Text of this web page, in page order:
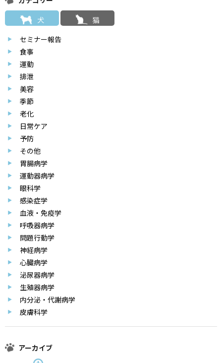
犬
猫
セミナー報告
食事
運動
排泄
美容
季節
老化
日常ケア
予防
その他
胃腸病学
運動器病学
眼科学
感染症学
血液・免疫学
呼吸器病学
問題行動学
神経病学
心臓病学
泌尿器病学
生殖器病学
内分泌・代謝病学
皮膚科学
アーカイブ